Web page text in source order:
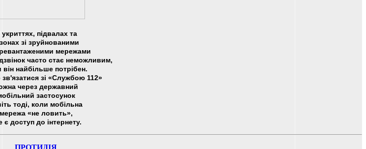
укриттях, підвалах та
зі зруйнованими
мережами
часто стає неможливим,
він найбільше потрібен.
зв'язатися зі «Службою 112»
через державний
застосунок
тоді, коли мобільна
мережа «не ловить»,
є доступ до інтернету.
ПРОТИДІЯ